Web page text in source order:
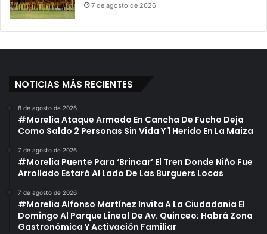
7 de agosto de 2026
NOTICIAS MÁS RECIENTES
8 de agosto de 2026
#Morelia Ataque Armado En Cancha De Fucho Deja
Como Saldo 2 Personas Sin Vida Y 1 Herido En La Maiza
7 de agosto de 2026
#Morelia Puente Para ‘Brincar’ El Tren Donde Niño Fue
Arrollado Estará Al Lado De Las Burguers Locas
7 de agosto de 2026
#Morelia Alfonso Martínez Invita A La Ciudadania El
Domingo Al Parque Lineal De Av. Quinceo; Habrá Zona
Gastronómica Y Activación Familiar